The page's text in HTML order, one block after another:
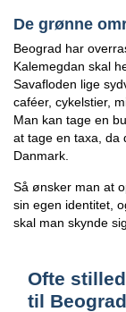
De grønne
Beograd har
Kalemegdan skal
Savafloden lige
caféer, cykelstier,
Man kan tage en
at tage en taxa, da
Danmark.
Så ønsker man at
sin egen identitet,
skal man skynde
Ofte
til Beograd